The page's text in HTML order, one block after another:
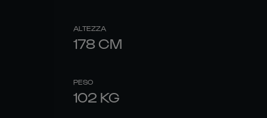
ALTEZZA
178 CM
PESO
102 KG